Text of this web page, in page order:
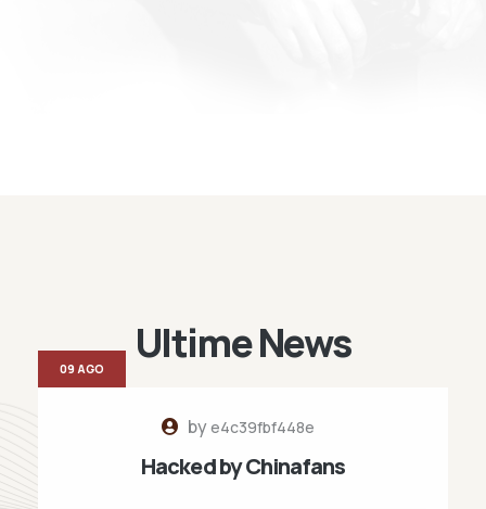
Ultime News
bye4c39fbf448e
Hacked by Chinafans
09 AGO